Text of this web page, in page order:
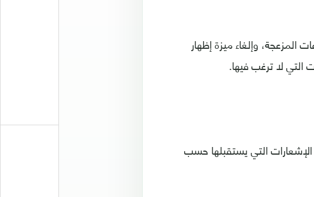
وإلغاء ميزة إظهار
التي لا ترغب فيها.
التي يستقبلها حسب